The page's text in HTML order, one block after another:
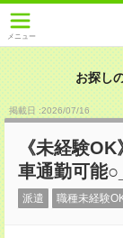
メニュー
お探し
掲載日 :2026/07/16
《未経験
車通勤可能
派遣 職種未経験